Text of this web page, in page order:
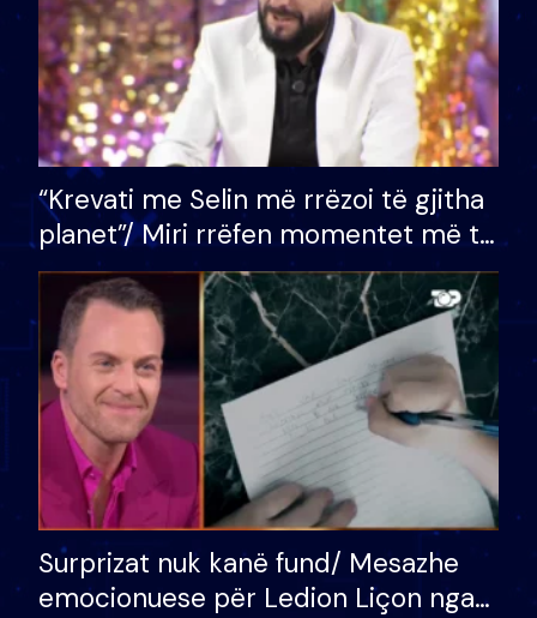
“Krevati me Selin më rrëzoi të gjitha
planet”/ Miri rrëfen momentet më të
bukura në shtëpinë e BB VIP: Do më
mungojë zilja e mëngjesit kur…
Surprizat nuk kanë fund/ Mesazhe
emocionuese për Ledion Liçon nga